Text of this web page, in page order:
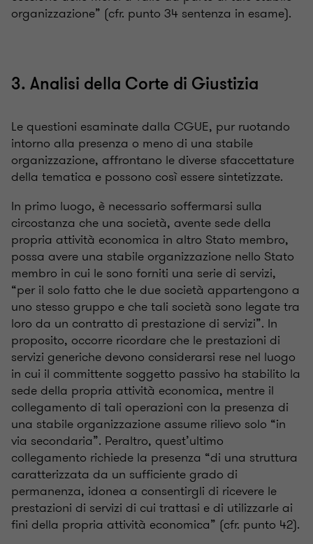
organizzazione” (cfr. punto 34 sentenza in esame).
3. Analisi della Corte di Giustizia
Le questioni esaminate dalla CGUE, pur ruotando
intorno alla presenza o meno di una stabile
organizzazione, affrontano le diverse sfaccettature
della tematica e possono così essere sintetizzate.
In primo luogo, è necessario soffermarsi sulla
circostanza che una società, avente sede della
propria attività economica in altro Stato membro,
possa avere una stabile organizzazione nello Stato
membro in cui le sono forniti una serie di servizi,
“per il solo fatto che le due società appartengono a
uno stesso gruppo e che tali società sono legate tra
loro da un contratto di prestazione di servizi”. In
proposito, occorre ricordare che le prestazioni di
servizi generiche devono considerarsi rese nel luogo
in cui il committente soggetto passivo ha stabilito la
sede della propria attività economica, mentre il
collegamento di tali operazioni con la presenza di
una stabile organizzazione assume rilievo solo “in
via secondaria”. Peraltro, quest’ultimo
collegamento richiede la presenza “di una struttura
caratterizzata da un sufficiente grado di
permanenza, idonea a consentirgli di ricevere le
prestazioni di servizi di cui trattasi e di utilizzarle ai
fini della propria attività economica” (cfr. punto 42).